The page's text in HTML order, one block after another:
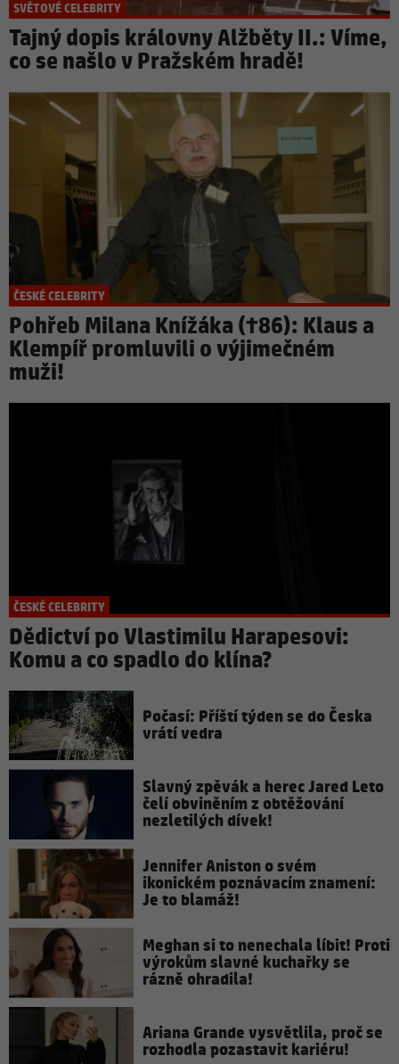
SVĚTOVÉ CELEBRITY
Tajný dopis královny Alžběty II.: Víme,
co se našlo v Pražském hradě!
ČESKÉ CELEBRITY
Pohřeb Milana Knížáka (†86): Klaus a
Klempíř promluvili o výjimečném
muži!
ČESKÉ CELEBRITY
Dědictví po Vlastimilu Harapesovi:
Komu a co spadlo do klína?
Počasí: Příští týden se do Česka
vrátí vedra
Slavný zpěvák a herec Jared Leto
čelí obviněním z obtěžování
nezletilých dívek!
Jennifer Aniston o svém
ikonickém poznávacím znamení:
Je to blamáž!
Meghan si to nenechala líbit! Proti
výrokům slavné kuchařky se
rázně ohradila!
Ariana Grande vysvětlila, proč se
rozhodla pozastavit kariéru!